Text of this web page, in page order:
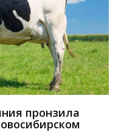
пронзила